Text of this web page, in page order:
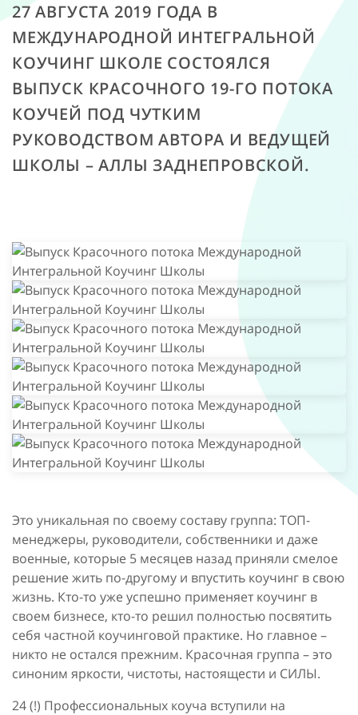
27 АВГУСТА 2019 ГОДА В
МЕЖДУНАРОДНОЙ ИНТЕГРАЛЬНОЙ
КОУЧИНГ ШКОЛЕ СОСТОЯЛСЯ
ВЫПУСК КРАСОЧНОГО 19-ГО ПОТОКА
КОУЧЕЙ ПОД ЧУТКИМ
РУКОВОДСТВОМ АВТОРА И ВЕДУЩЕЙ
ШКОЛЫ – АЛЛЫ ЗАДНЕПРОВСКОЙ.
Это уникальная по своему составу группа: ТОП-
менеджеры, руководители, собственники и даже
военные, которые 5 месяцев назад приняли смелое
решение жить по-другому и впустить коучинг в свою
жизнь. Кто-то уже успешно применяет коучинг в
своем бизнесе, кто-то решил полностью посвятить
себя частной коучинговой практике. Но главное –
никто не остался прежним. Красочная группа – это
синоним яркости, чистоты, настоящести и СИЛЫ.
24 (!) Профессиональных коуча вступили на